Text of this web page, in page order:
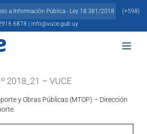
a Información Pública - Ley 18.381/2018
(+598)
6878 |
info@vuce.gub.uy
2018_21 – VUCE
y Obras Públicas (MTOP) – Dirección